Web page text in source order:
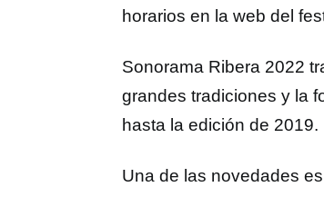
horarios en la web del
Sonorama Ribera 2022
grandes tradiciones y la
hasta la edición de 2019.
Una de las novedades